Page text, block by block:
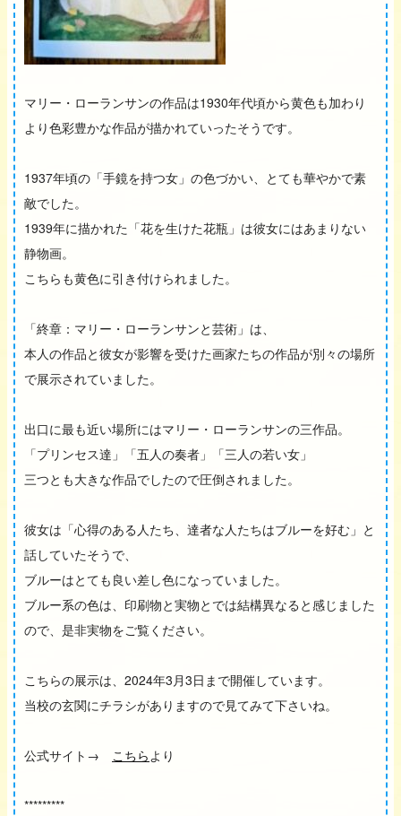
マリー・ローランサンの作品は1930年代頃から黄色も加わり
より色彩豊かな作品が描かれていったそうです。
1937年頃の「手鏡を持つ女」の色づかい、とても華やかで素
敵でした。
1939年に描かれた「花を生けた花瓶」は彼女にはあまりない
静物画。
こちらも黄色に引き付けられました。
「終章：マリー・ローランサンと芸術」は、
本人の作品と彼女が影響を受けた画家たちの作品が別々の場所
で展示されていました。
出口に最も近い場所にはマリー・ローランサンの三作品。
「プリンセス達」「五人の奏者」「三人の若い女」
三つとも大きな作品でしたので圧倒されました。
彼女は「心得のある人たち、達者な人たちはブルーを好む」と
話していたそうで、
ブルーはとても良い差し色になっていました。
ブルー系の色は、印刷物と実物とでは結構異なると感じました
ので、是非実物をご覧ください。
こちらの展示は、2024年3月3日まで開催しています。
当校の玄関にチラシがありますので見てみて下さいね。
公式サイト→ こちらより
*********